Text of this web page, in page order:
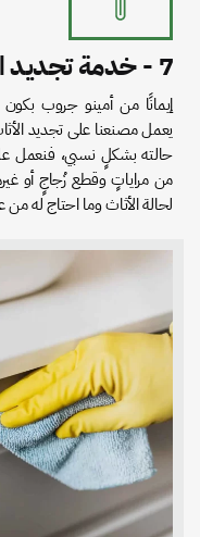
7 - خدمة تجديد الأثاث
إيمانًا من أمينو جروب بكون
يعمل مصنعنا على تجديد
حالته بشكلٍ نسبي، فنعمل
من مراياتٍ وقطع زُجاجٍ أو
لحالة الأثاث وما احتاج له